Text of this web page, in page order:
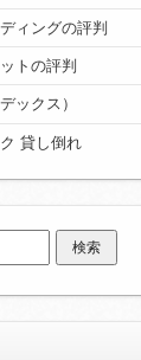
ィングの評判
トの評判
ックス）
貸し倒れ